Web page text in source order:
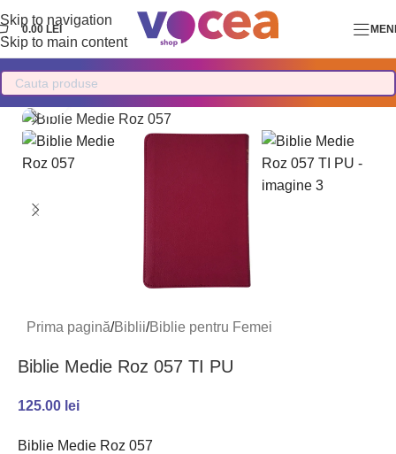
Skip to navigation
Skip to main content
0.00 LEI
Mărește imaginea
Prima pagină/Biblii/Biblie pentru Femei
Biblie Medie Roz 057 TI PU
125.00 lei
Biblie Medie Roz 057